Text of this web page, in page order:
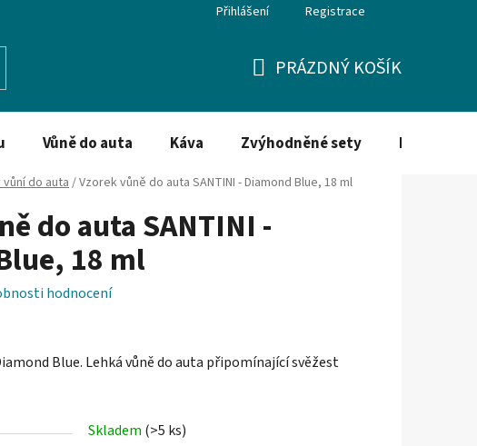
Přihlášení Registrace
KOŠÍK
PRÁZDNÝ KOŠÍK
Vůně do auta Káva Zvýhodněné sety Dezinfekce
do auta/Vzorek vůně do auta SANTINI - Diamond Blue, 18 ml
do auta SANTINI -
18 ml
hodnocení
Blue. Lehká vůně do auta připomínající svěžest
Skladem (>5 ks)